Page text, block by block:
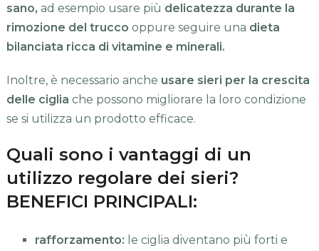
sano, ad esempio usare più delicatezza durante la
rimozione del trucco oppure seguire una dieta
bilanciata ricca di vitamine e minerali.
Inoltre, è necessario anche usare sieri per la crescita
delle ciglia che possono migliorare la loro condizione
se si utilizza un prodotto efficace.
Quali sono i vantaggi di un
utilizzo regolare dei sieri?
BENEFICI PRINCIPALI:
rafforzamento: le ciglia diventano più forti e